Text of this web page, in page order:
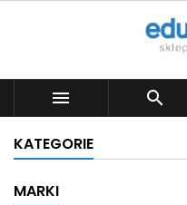
 
KATEGORIE
MARKI